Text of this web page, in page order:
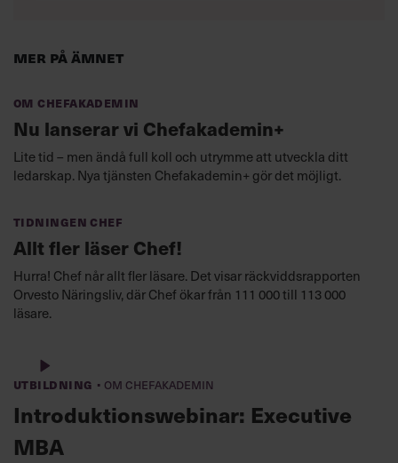
Mer på ämnet
Om Chefakademin
Nu lanserar vi Chefakademin+
Lite tid – men ändå full koll och utrymme att utveckla ditt
ledarskap. Nya tjänsten Chefakademin+ gör det möjligt.
Tidningen Chef
Allt fler läser Chef!
Hurra! Chef når allt fler läsare. Det visar räckviddsrapporten
Orvesto Näringsliv, där Chef ökar från 111 000 till 113 000
läsare.
Utbildning · Om Chefakademin
Introduktionswebinar: Executive
MBA